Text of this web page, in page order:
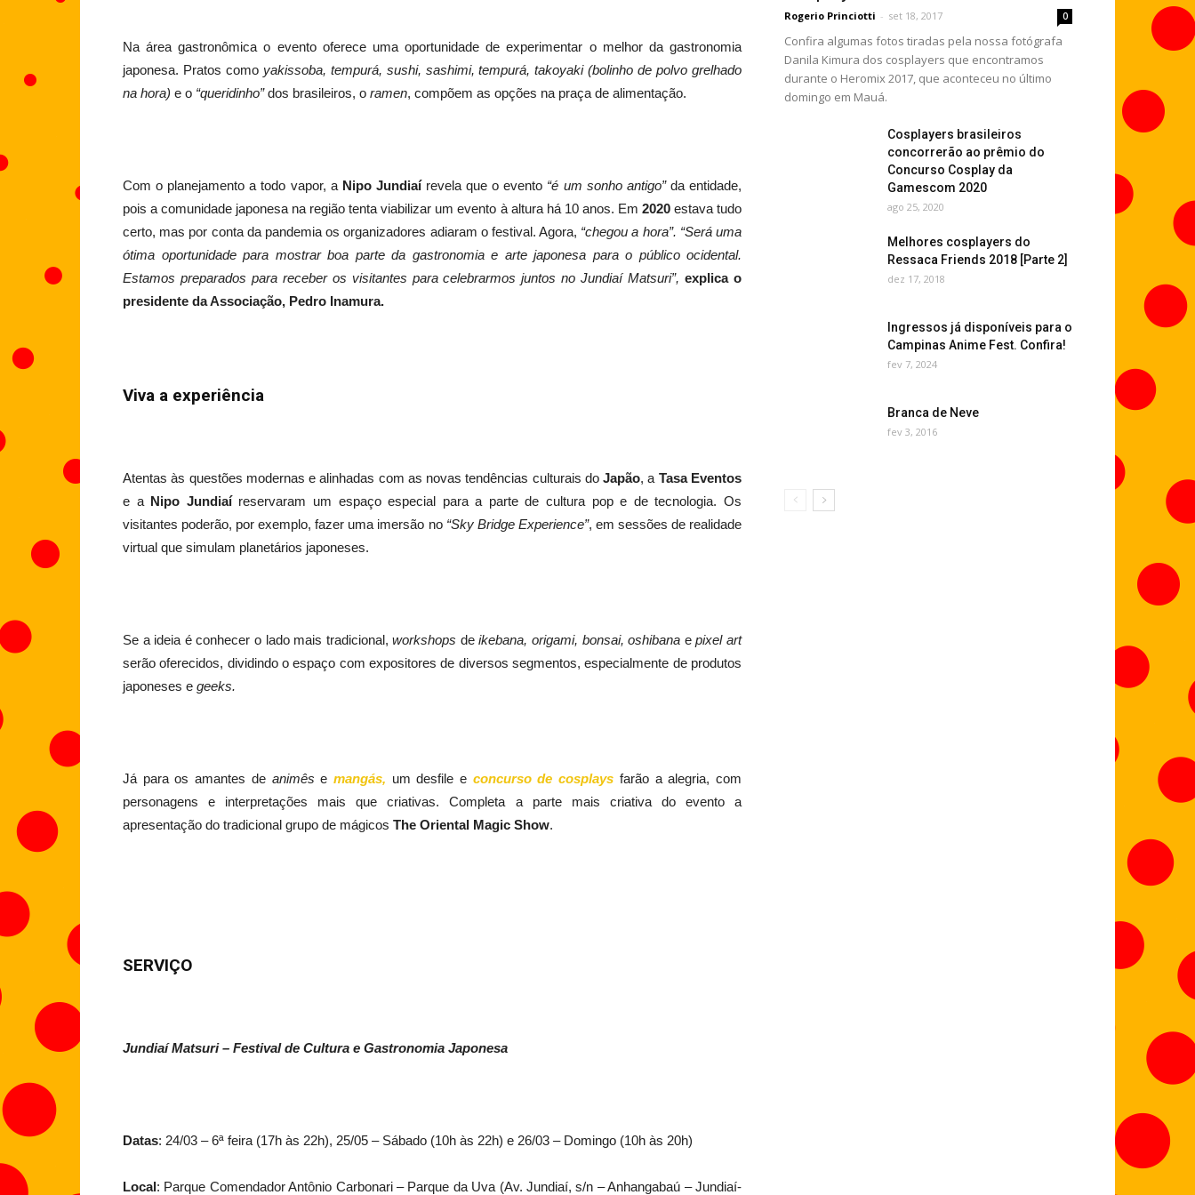
Cantora Karen Ito
Grupo Wadan Taiko Ensemble
Na área gastronômica o evento oferece uma oportunidade de experimentar o melhor da gastronomia
japonesa. Pratos como yakissoba, tempurá, sushi, sashimi, tempurá, takoyaki (bolinho de polvo grelhado
na hora) e o “queridinho”dos brasileiros, o ramen, compõem as opções na praça de alimentação.
Com o planejamento a todo vapor, a Nipo Jundiaírevela que o evento “é um sonho antigo”da entidade,
pois a comunidade japonesa na região tenta viabilizar um evento à altura há 10 anos. Em 2020estava tudo
certo, mas por conta da pandemia os organizadores adiaram o festival. Agora, “chegou a hora”. “Será uma
ótima oportunidade para mostrar boa parte da gastronomia e arte japonesa para o público ocidental.
Estamos preparados para receber os visitantes para celebrarmos juntos no Jundiaí Matsuri”, explica o
presidente da Associação, Pedro Inamura.
Viva a experiência
Atentas às questões modernas e alinhadas com as novas tendências culturais doJapão, a Tasa Eventos
e a Nipo Jundiaíreservaram um espaço especial para a parte de cultura pop e de tecnologia. Os
visitantes poderão, por exemplo, fazer uma imersão no “Sky Bridge Experience”, em sessões de realidade
virtual que simulam planetários japoneses.
Se a ideia é conhecer o lado mais tradicional,workshops deikebana, origami, bonsai, oshibana epixel art
serão oferecidos, dividindo o espaço com expositores de diversos segmentos, especialmente de produtos
japoneses e geeks.
Já para os amantes de animês e mangás, um desfile e concurso de cosplays farão a alegria, com
personagens e interpretações mais que criativas. Completa a parte mais criativa do evento a
apresentação do tradicional grupo de mágicos The Oriental Magic Show.
SERVIÇO
Jundiaí Matsuri – Festival de Cultura e Gastronomia Japonesa
Datas: 24/03 – 6ª feira (17h às 22h), 25/05 – Sábado (10h às 22h) e 26/03 – Domingo (10h às 20h)
Local: Parque Comendador Antônio Carbonari – Parque da Uva (Av. Jundiaí, s/n – Anhangabaú – Jundiaí-
Rogerio Princiotti - set 18, 2017 0
Confira algumas fotos tiradas pela nossa fotógrafa
Danila Kimura dos cosplayers que encontramos
durante o Heromix 2017, que aconteceu no último
domingo em Mauá.
Cosplayers brasileiros
concorrerão ao prêmio do
Concurso Cosplay da
Gamescom 2020
ago 25, 2020
Melhores cosplayers do
Ressaca Friends 2018 [Parte 2]
dez 17, 2018
Ingressos já disponíveis para o
Campinas Anime Fest. Confira!
fev 7, 2024
Branca de Neve
fev 3, 2016